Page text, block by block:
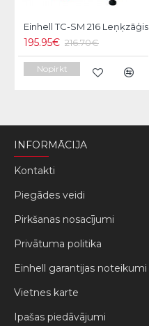
Einhell TC-SM 216 Leņķzāģis
195.95€ 216.70€
Nopirkt
INFORMĀCIJA
Kontakti
Piegādes veidi
Pirkšanas nosacījumi
Privātuma politika
Einhell garantijas noteikumi
Vietnes karte
Ipašas piedāvājumi